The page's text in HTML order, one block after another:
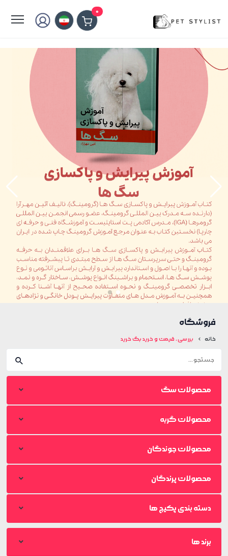
0
فروشگاه
خانه بررسی، قیمت و خرید بگ خرید
محصولات سگ
محصولات گربه
محصولات جوندگان
محصولات پرندگان
دسته بندی پکیج ها
برند ها